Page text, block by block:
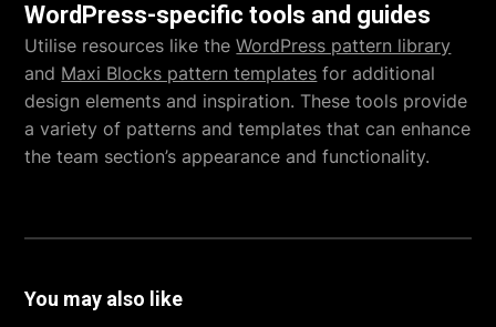
WordPress-specific tools and guides
Utilise resources like theWordPress pattern library
and Maxi Blocks pattern templates for additional
design elements and inspiration. These tools provide
a variety of patterns and templates that can enhance
the team section’s appearance and functionality.
You may also like